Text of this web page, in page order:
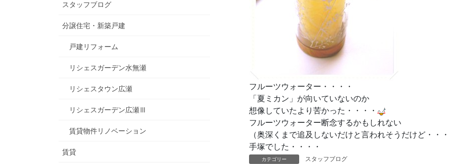
フルーツウォーター・・・・
「夏ミカン」が向いていないのか
想像していたより苦かった・・・・
フルーツウォーター断念するかもしれない
（奥深くまで追及しないだけと言われそうだけど・・・
手塚でした・・・・
カテゴリー スタッフブログ
スタッフブログ
分譲住宅・新築戸建
戸建リフォーム
リシェスガーデン水無瀬
リシェスタウン広瀬
リシェスガーデン広瀬Ⅲ
賃貸物件リノベーション
賃貸